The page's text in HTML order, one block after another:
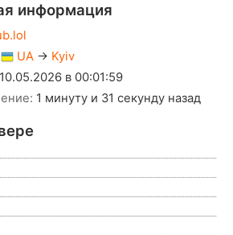
информация
UA → Kyiv
10.05.2026 в 00:01:59
1 минуту и 31 секунду назад